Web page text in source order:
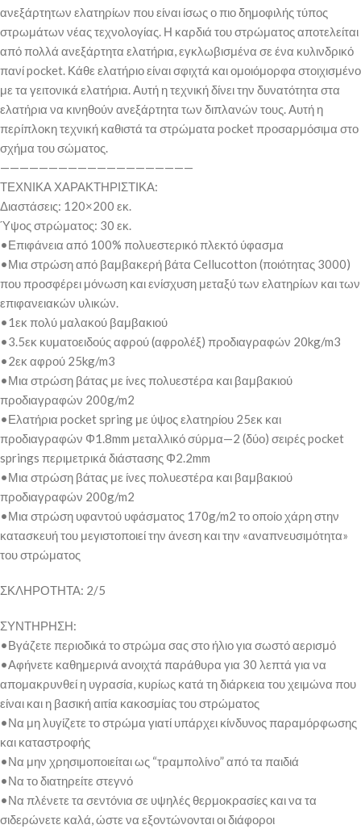
ανεξάρτητων ελατηρίων που είναι ίσως ο πιο δημοφιλής τύπος
στρωμάτων νέας τεχνολογίας. Η καρδιά του στρώματος αποτελείται
από πολλά ανεξάρτητα ελατήρια, εγκλωβισμένα σε ένα κυλινδρικό
πανί pocket. Κάθε ελατήριο είναι σφιχτά και ομοιόμορφα στοιχισμένο
με τα γειτονικά ελατήρια. Αυτή η τεχνική δίνει την δυνατότητα στα
ελατήρια να κινηθούν ανεξάρτητα των διπλανών τους. Αυτή η
περίπλοκη τεχνική καθιστά τα στρώματα pocket προσαρμόσιμα στο
σχήμα του σώματος.
————————————————————
ΤΕΧΝΙΚΑ ΧΑΡΑΚΤΗΡΙΣΤΙΚΑ:
Διαστάσεις: 120×200 εκ.
Ύψος στρώματος: 30 εκ.
•Επιφάνεια από 100% πολυεστερικό πλεκτό ύφασμα
•Μια στρώση από βαμβακερή βάτα Cellucotton (ποιότητας 3000)
που προσφέρει μόνωση και ενίσχυση μεταξύ των ελατηρίων και των
επιφανειακών υλικών.
•1εκ πολύ μαλακού βαμβακιού
•3.5εκ κυματοειδούς αφρού (αφρολέξ) προδιαγραφών 20kg/m3
•2εκ αφρού 25kg/m3
•Μια στρώση βάτας με ίνες πολυεστέρα και βαμβακιού
προδιαγραφών 200g/m2
•Ελατήρια pocket spring με ύψος ελατηρίου 25εκ και
προδιαγραφών Φ1.8mm μεταλλικό σύρμα—2 (δύο) σειρές pocket
springs περιμετρικά διάστασης Φ2.2mm
•Μια στρώση βάτας με ίνες πολυεστέρα και βαμβακιού
προδιαγραφών 200g/m2
•Μια στρώση υφαντού υφάσματος 170g/m2 το οποίο χάρη στην
κατασκευή του μεγιστοποιεί την άνεση και την «αναπνευσιμότητα»
του στρώματος
ΣΚΛΗΡΟΤΗΤΑ: 2/5
ΣΥΝΤΗΡΗΣΗ:
•Βγάζετε περιοδικά το στρώμα σας στο ήλιο για σωστό αερισμό
•Αφήνετε καθημερινά ανοιχτά παράθυρα για 30 λεπτά για να
απομακρυνθεί η υγρασία, κυρίως κατά τη διάρκεια του χειμώνα που
είναι και η βασική αιτία κακοσμίας του στρώματος
•Να μη λυγίζετε το στρώμα γιατί υπάρχει κίνδυνος παραμόρφωσης
και καταστροφής
•Να μην χρησιμοποιείται ως “τραμπολίνο” από τα παιδιά
•Να το διατηρείτε στεγνό
•Να πλένετε τα σεντόνια σε υψηλές θερμοκρασίες και να τα
σιδερώνετε καλά, ώστε να εξοντώνονται οι διάφοροι